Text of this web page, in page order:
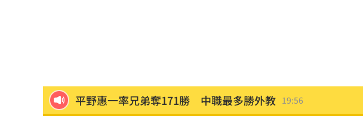
平野惠一率兄弟奪171勝 中職最多勝外教 19:56